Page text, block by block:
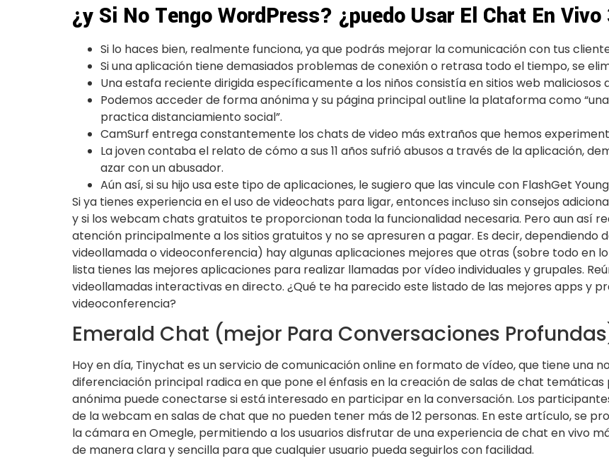
¿y Si No Tengo WordPress? ¿puedo Usar El Chat En
Si lo haces bien, realmente funciona, ya que podrás mejorar la comunicación con tus
Si una aplicación tiene demasiados problemas de conexión o retrasa todo el tiempo, se
Una estafa reciente dirigida específicamente a los niños consistía en sitios web maliciosos
Podemos acceder de forma anónima y su página principal outline la plataforma como
practica distanciamiento social”.
CamSurf entrega constantemente los chats de video más extraños que hemos
La joven contaba el relato de cómo a sus 11 años sufrió abusos a través de la aplicación,
azar con un abusador.
Aún así, si su hijo usa este tipo de aplicaciones, le sugiero que las vincule con FlashGet
Si ya tienes experiencia en el uso de videochats para ligar, entonces incluso sin consejos
y si los webcam chats gratuitos te proporcionan toda la funcionalidad necesaria. Pero aun así
atención principalmente a los sitios gratuitos y no se apresuren a pagar. Es decir, dependiendo
videollamada o videoconferencia) hay algunas aplicaciones mejores que otras (sobre todo en
lista tienes las mejores aplicaciones para realizar llamadas por vídeo individuales y grupales.
videollamadas interactivas en directo. ¿Qué te ha parecido este listado de las mejores apps y
videoconferencia?
Emerald Chat (mejor Para Conversaciones
Hoy en día, Tinychat es un servicio de comunicación online en formato de vídeo, que tiene una
diferenciación principal radica en que pone el énfasis en la creación de salas de chat
anónima puede conectarse si está interesado en participar en la conversación. Los
de la webcam en salas de chat que no pueden tener más de 12 personas. En este artículo, se
la cámara en Omegle, permitiendo a los usuarios disfrutar de una experiencia de chat en vivo
de manera clara y sencilla para que cualquier usuario pueda seguirlos con facilidad.